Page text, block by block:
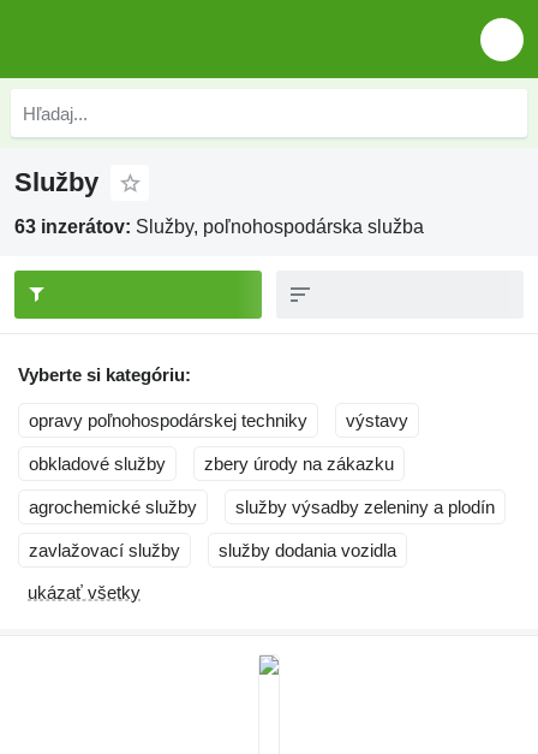
Služby
63 inzerátov: Služby, poľnohospodárska služba
Vyberte si kategóriu:
opravy poľnohospodárskej techniky výstavy
obkladové služby zbery úrody na zákazku
agrochemické služby služby výsadby zeleniny a plodín
zavlažovací služby služby dodania vozidla
ukázať všetky